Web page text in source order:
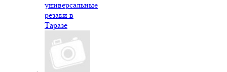
универсальные
резаки в
Таразе